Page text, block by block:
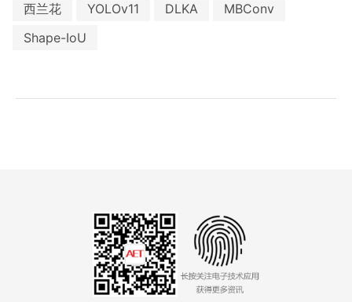
西兰花 YOLOv11 DLKA
MBConv
Shape-IoU